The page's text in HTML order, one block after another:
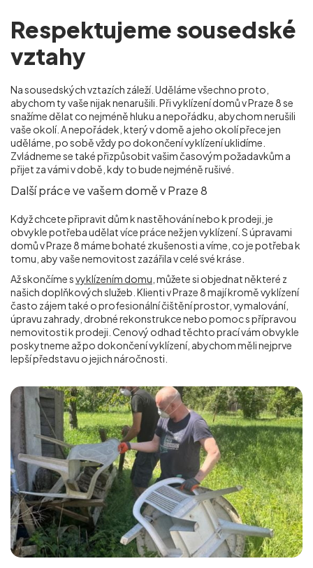
Respektujeme sousedské
vztahy
Na sousedských vztazích záleží. Uděláme všechno proto,
abychom ty vaše nijak nenarušili. Při vyklízení domů v Praze 8 se
snažíme dělat co nejméně hluku a nepořádku, abychom nerušili
vaše okolí. A nepořádek, který v domě a jeho okolí přece jen
uděláme, po sobě vždy po dokončení vyklízení uklidíme.
Zvládneme se také přizpůsobit vašim časovým požadavkům a
přijet za vámi v době, kdy to bude nejméně rušivé.
Další práce ve vašem domě v Praze 8
Když chcete připravit dům k nastěhování nebo k prodeji, je
obvykle potřeba udělat více práce než jen vyklízení. S úpravami
domů v Praze 8 máme bohaté zkušenosti a víme, co je potřeba k
tomu, aby vaše nemovitost zazářila v celé své kráse.
Až skončíme svyklízením domu , můžete si objednat některé z
našich doplňkových služeb. Klienti v Praze 8 mají kromě vyklízení
často zájem také o profesionální čištění prostor, vymalování,
úpravu zahrady, drobné rekonstrukce nebo pomoc s přípravou
nemovitosti k prodeji. Cenový odhad těchto prací vám obvykle
poskytneme až po dokončení vyklízení, abychom měli nejprve
lepší představu o jejich náročnosti.